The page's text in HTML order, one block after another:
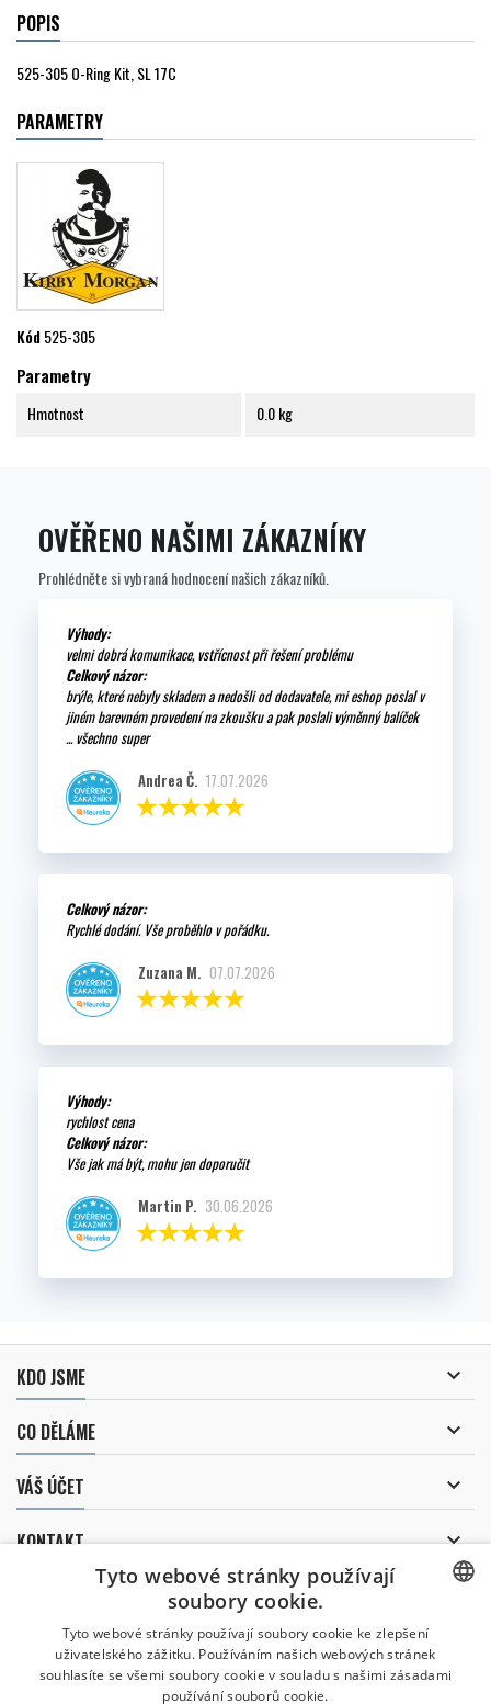
POPIS
525-305 O-Ring Kit, SL 17C
PARAMETRY
Kód525-305
Parametry
Hmotnost 0.0 kg
OVĚŘENO NAŠIMI ZÁKAZNÍKY
Prohlédněte si vybraná hodnocení našich zákazníků.
Výhody:
velmi dobrá komunikace, vstřícnost při řešení problému
Celkový názor:
brýle, které nebyly skladem a nedošli od dodavatele, mi eshop poslal v
jiném barevném provedení na zkoušku a pak poslali výměnný balíček
... všechno super
Andrea Č. 17.07.2026
Celkový názor:
Rychlé dodání. Vše proběhlo v pořádku.
Zuzana M. 07.07.2026
Výhody:
rychlost cena
Celkový názor:
Vše jak má být, mohu jen doporučit
Martin P. 30.06.2026
KDO JSME 
CO DĚLÁME 
VÁŠ ÚČET 
KONTAKT 
ODBĚR NOVINEK
Uděluji souhlas se
CZECH
Tyto webové stránky používají
soubory cookie.
Tyto webové stránky používají soubory cookie ke zlepšení
uživatelského zážitku. Používáním našich webových stránek
souhlasíte se všemi soubory cookie v souladu s našimi zásadami
používání souborů cookie.